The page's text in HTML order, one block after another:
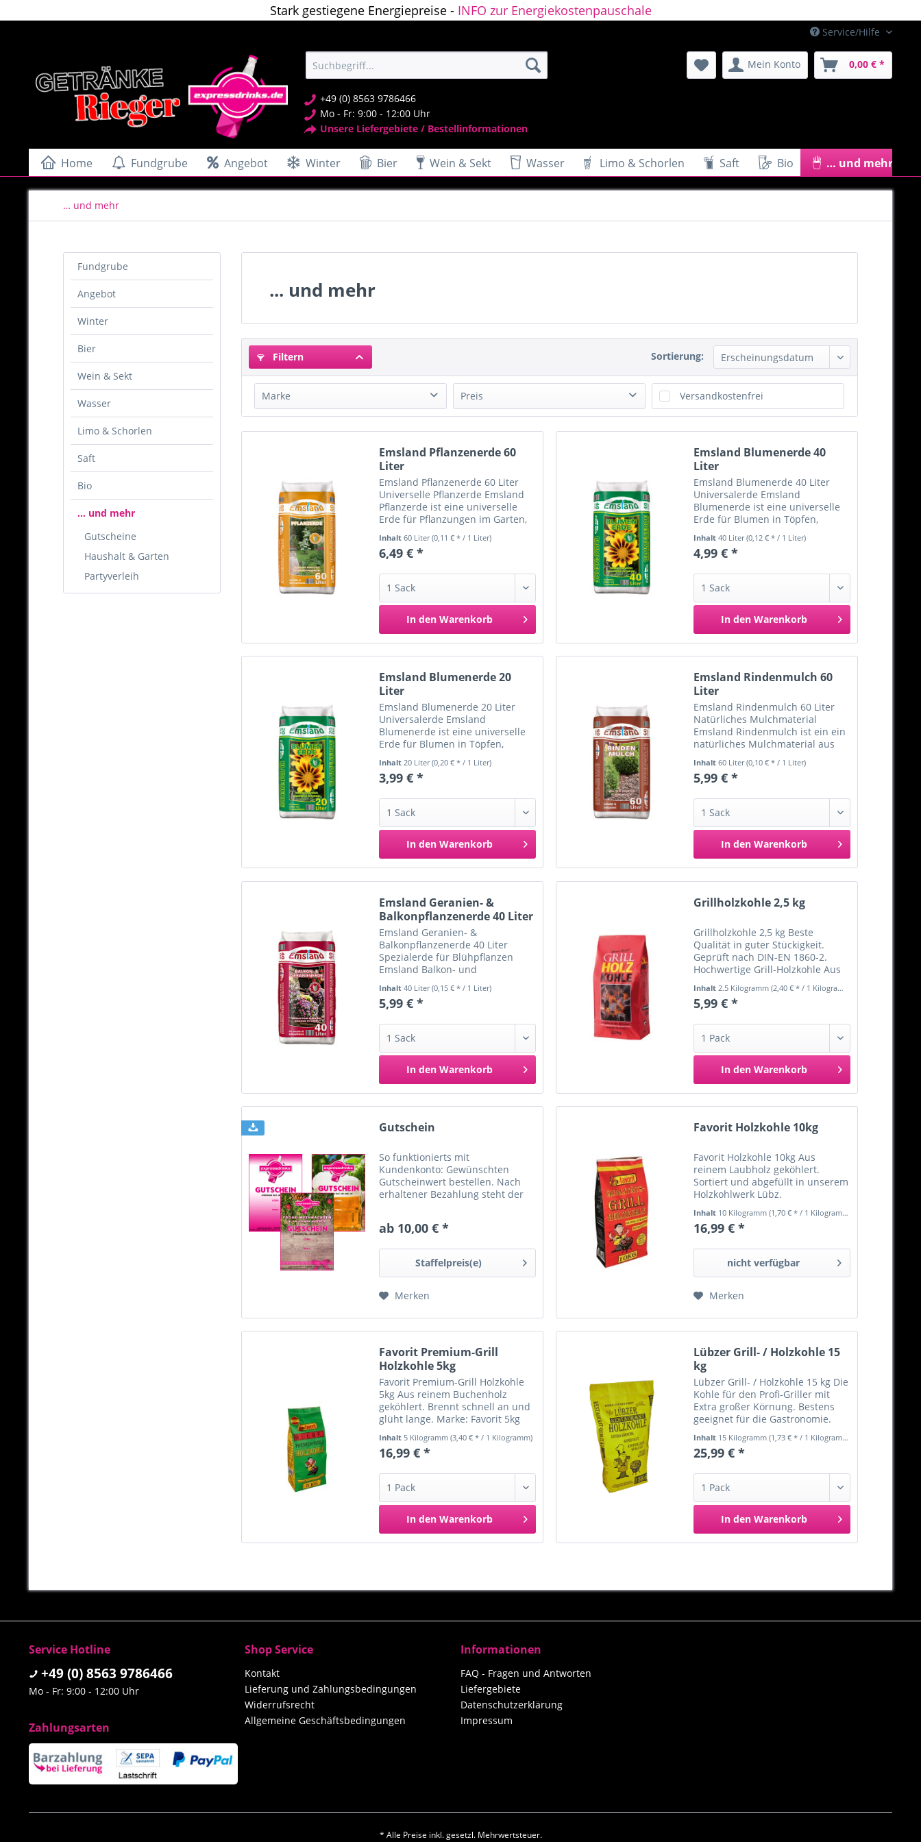
Stark gestiegene Energiepreise - INFO zur Energiekostenpauschale
Service/Hilfe
Mein Konto 0,00 € *
+49 (0) 8563 9786466
Mo - Fr: 9:00 - 12:00 Uhr
Unsere Liefergebiete / Bestellinformationen
Home Fundgrube Angebot Winter Bier Wein & Sekt Wasser Limo & Schorlen Saft Bio … und mehr
… und mehr
Fundgrube
Angebot
Winter
Bier
Wein & Sekt
Wasser
Limo & Schorlen
Saft
Bio
… und mehr
Gutscheine
Haushalt & Garten
Partyverleih
... und mehr
Filtern Sortierung:
Marke
Holzkohlewerk Lübz
Holzkohlewerk Lüneburg
Preis Versandkostenfrei
Emsland Pflanzenerde 60
Liter
Emsland Pflanzenerde 60 Liter
Universelle Pflanzerde Emsland
Pflanzerde ist eine universelle
Erde für Pflanzungen im Garten,
Balkon und Terrasse. Die Erde ist
gebrauchsfertig und enthält alle
Inhalt60 Liter(0,11 € * / 1 Liter)
6,49 € *
In den Warenkorb
Emsland Blumenerde 40
Liter
Emsland Blumenerde 40 Liter
Universalerde Emsland
Blumenerde ist eine universelle
Erde für Blumen in Töpfen,
und Terrasse sowie in Haus und
Garten. Die Erde ist
Haupt- und...
Inhalt40 Liter(0,12 € * / 1 Liter)
4,99 € *
In den Warenkorb
Emsland Blumenerde 20
Liter
Emsland Blumenerde 20 Liter
Universalerde Emsland
Blumenerde ist eine universelle
Erde für Blumen in Töpfen,
und Terrasse sowie in Haus und
Garten. Die Erde ist
Haupt- und...
Inhalt20 Liter(0,20 € * / 1 Liter)
3,99 € *
In den Warenkorb
Emsland Rindenmulch 60
Liter
Emsland Rindenmulch 60 Liter
Natürliches Mulchmaterial
Emsland Rindenmulch ist ein ein
natürliches Mulchmaterial aus
Nadelbäumen. Emsland
Rindenmulch ist rein organisch,
Inhalt60 Liter(0,10 € * / 1 Liter)
5,99 € *
In den Warenkorb
Emsland Geranien- &
Balkonpflanzenerde 40 Liter
Emsland Geranien- &
Balkonpflanzenerde 40 Liter
Spezialerde für Blühpflanzen
Emsland Balkon- und
Erde für Blühpflanzen auf Balkon
und Terrasse sowie im
Inhalt40 Liter(0,15 € * / 1 Liter)
5,99 € *
In den Warenkorb
Grillholzkohle 2,5 kg
Grillholzkohle 2,5 kg Beste
Qualität in guter Stückigkeit.
Geprüft nach DIN-EN 1860-2.
Hochwertige Grill-Holzkohle Aus
Langanhaltende Glut Menge: 2,5
kg Inverkehrbringer:
Inhalt 2.5 Kilogramm(2,40 € * / 1 Kilogramm)
5,99 € *
In den Warenkorb
Gutschein
So funktionierts mit
Kundenkonto: Gewünschten
Gutscheinwert bestellen. Nach
erhaltener Bezahlung steht der
runterladen bereit. Hier können
Wann wird der...
ab 10,00 € *
Staffelpreis(e)
Merken
Favorit Holzkohle 10kg
Favorit Holzkohle 10kg Aus
reinem Laubholz geköhlert.
Sortiert und abgefüllt in unserem
Holzkohlwerk Lübz.
Körnung und super Glut. „Die
richtige Kohle macht den
pro Packung...
Inhalt 10 Kilogramm(1,70 € * / 1 Kilogramm)
16,99 € *
nicht verfügbar
Merken
Favorit Premium-Grill
Holzkohle 5kg
Favorit Premium-Grill Holzkohle
5kg Aus reinem Buchenholz
geköhlert. Brennt schnell an und
glüht lange. Marke: Favorit 5kg
Deutschland Inverkehrbringer:
Alschu-Chemie GmbH,
Westheim
Inhalt5 Kilogramm(3,40 € * / 1 Kilogramm)
16,99 € *
In den Warenkorb
Lübzer Grill- / Holzkohle 15
kg
Lübzer Grill- / Holzkohle 15 kg Die
Kohle für den Profi-Griller mit
Extra großer Körnung. Bestens
geeignet für die Gastronomie.
Super Glut Kontrollierte Qualität
Reines Laubholz Geeignet für die
Inhalt 15 Kilogramm(1,73 € * / 1 Kilogramm)
25,99 € *
In den Warenkorb
Service Hotline
+49 (0) 8563 9786466
Mo - Fr: 9:00 - 12:00 Uhr
Zahlungsarten
Shop Service
Kontakt
Lieferung und Zahlungsbedingungen
Widerrufsrecht
Allgemeine Geschäftsbedingungen
Informationen
FAQ - Fragen und Antworten
Liefergebiete
Datenschutzerklärung
Impressum
* Alle Preise inkl. gesetzl. Mehrwertsteuer.